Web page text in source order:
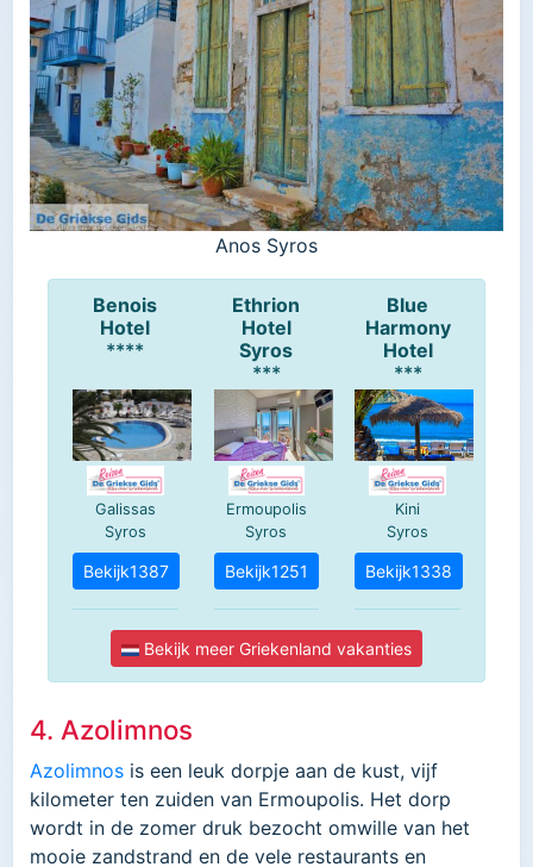
Anos Syros
4. Azolimnos
Azolimnos is een leuk dorpje aan de kust, vijf
kilometer ten zuiden van Ermoupolis. Het dorp
wordt in de zomer druk bezocht omwille van het
mooie zandstrand en de vele restaurants en